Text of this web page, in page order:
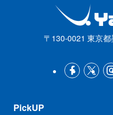
〒130-0021 東京
PickUP